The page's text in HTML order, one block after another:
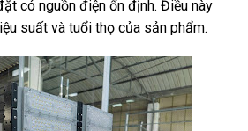
có nguồn điện ổn định. Điều này
suất và tuổi thọ của sản phẩm.